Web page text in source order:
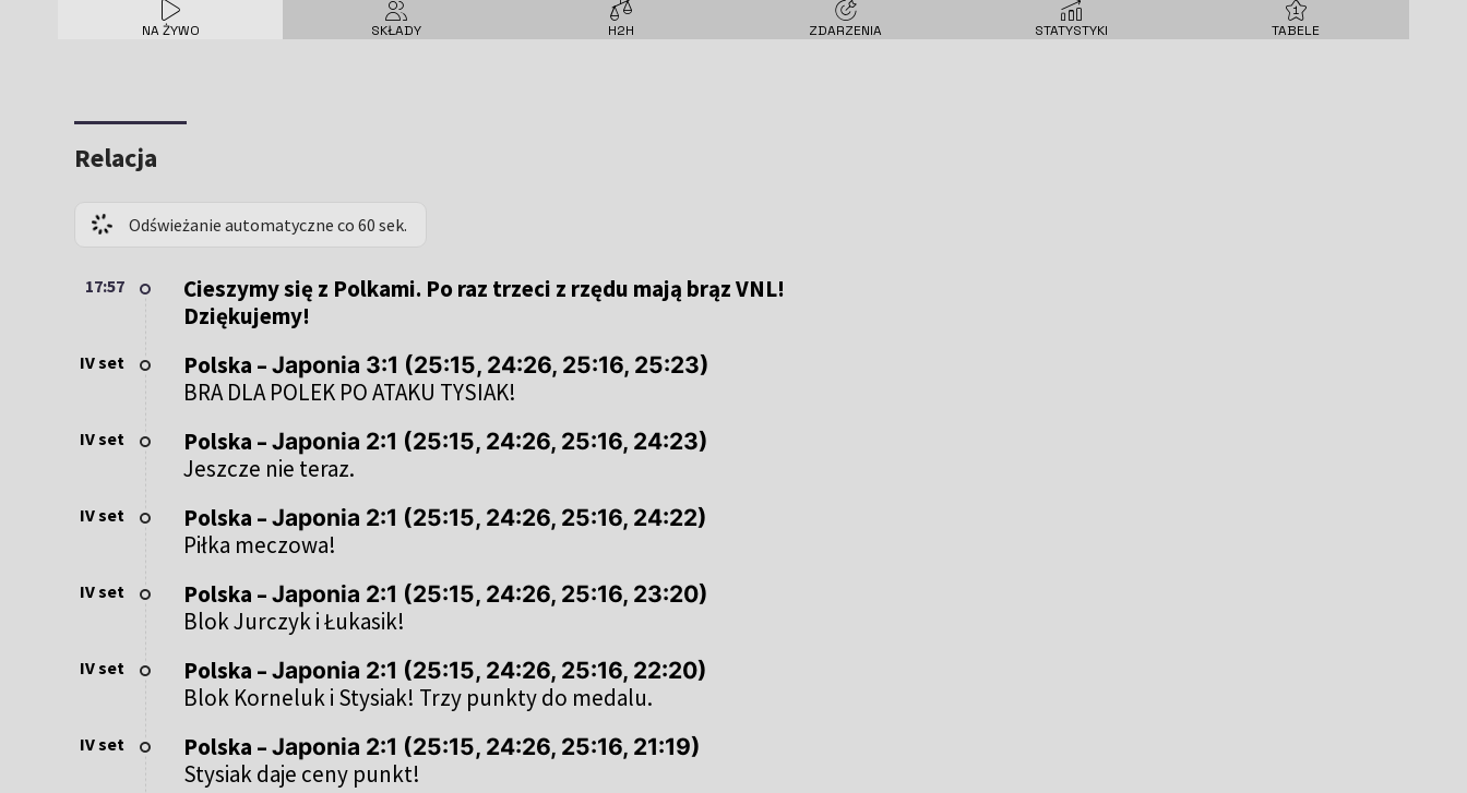
NA ŻYWO SKŁADY H2H ZDARZENIA STATYSTYKI TABELE
Relacja
Odświeżanie automatyczne co 60 sek.
17:57
Cieszymy się z Polkami. Po raz trzeci z rzędu mają brąz VNL!
Dziękujemy!
IV set Polska –Japonia 3:1 (25:15, 24:26, 25:16, 25:23)
BRA DLA POLEK PO ATAKU TYSIAK!
IV set Polska –Japonia 2:1 (25:15, 24:26, 25:16, 24:23)
Jeszcze nie teraz.
IV set Polska –Japonia 2:1 (25:15, 24:26, 25:16, 24:22)
Piłka meczowa!
IV set Polska –Japonia 2:1 (25:15, 24:26, 25:16, 23:20)
Blok Jurczyk i Łukasik!
IV set Polska –Japonia 2:1 (25:15, 24:26, 25:16, 22:20)
Blok Korneluk i Stysiak! Trzy punkty do medalu.
IV set Polska –Japonia 2:1 (25:15, 24:26, 25:16, 21:19)
Stysiak daje ceny punkt!